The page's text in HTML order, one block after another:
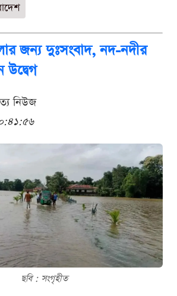
জন্য দুঃসংবাদ, নদ-নদীর
উদ্বেগ
নিউজ
ছবি : সংগৃহীত